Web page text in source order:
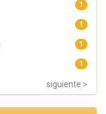
1
1
1
1
siguiente >